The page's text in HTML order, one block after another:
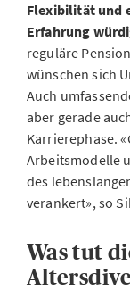
Flexibilität und
Erfahrung
reguläre
wünschen sich
Auch
aber gerade
Karrierephase.
Arbeitsmodelle
des
verankert», so
Was tut